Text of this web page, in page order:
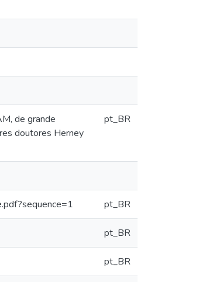
de grande
doutores Herney
pt_BR
pt_BR
pt_BR
pt_BR